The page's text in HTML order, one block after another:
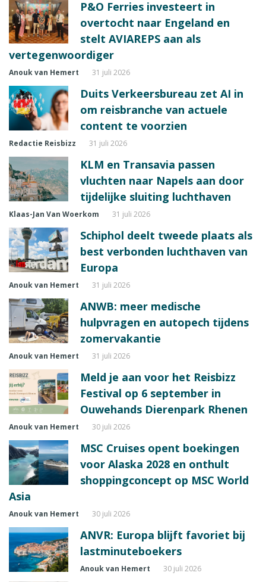
P&O Ferries investeert in
overtocht naar Engeland en
stelt AVIAREPS aan als
vertegenwoordiger
Anouk van Hemert 31 juli 2026
Duits Verkeersbureau zet AI in
om reisbranche van actuele
content te voorzien
Redactie Reisbizz 31 juli 2026
KLM en Transavia passen
vluchten naar Napels aan door
tijdelijke sluiting luchthaven
Klaas-Jan Van Woerkom 31 juli 2026
Schiphol deelt tweede plaats als
best verbonden luchthaven van
Europa
Anouk van Hemert 31 juli 2026
ANWB: meer medische
hulpvragen en autopech tijdens
zomervakantie
Anouk van Hemert 31 juli 2026
Meld je aan voor het Reisbizz
Festival op 6 september in
Ouwehands Dierenpark Rhenen
Anouk van Hemert 30 juli 2026
MSC Cruises opent boekingen
voor Alaska 2028 en onthult
shoppingconcept op MSC World
Asia
Anouk van Hemert 30 juli 2026
ANVR: Europa blijft favoriet bij
lastminuteboekers
Anouk van Hemert 30 juli 2026